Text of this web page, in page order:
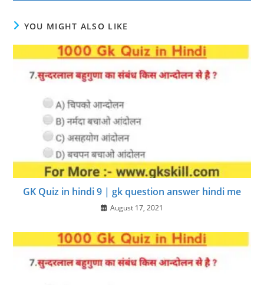
YOU MIGHT ALSO LIKE
GK Quiz in hindi 9 | gk question answer hindi me
August 17, 2021